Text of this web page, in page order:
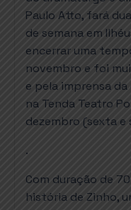
Paulo Atto, fará
de semana em
encerrar uma
novembro e foi
e pela imprensa
na Tenda Teatro
dezembro (sexta e
.
Com duração de
história de Zinho,